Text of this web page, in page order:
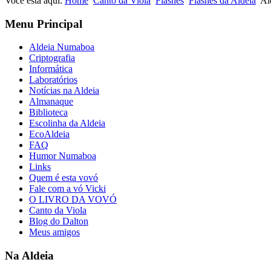
Menu Principal
Aldeia Numaboa
Criptografia
Informática
Laboratórios
Notícias na Aldeia
Almanaque
Biblioteca
Escolinha da Aldeia
EcoAldeia
FAQ
Humor Numaboa
Links
Quem é esta vovó
Fale com a vó Vicki
O LIVRO DA VOVÓ
Canto da Viola
Blog do Dalton
Meus amigos
Na Aldeia